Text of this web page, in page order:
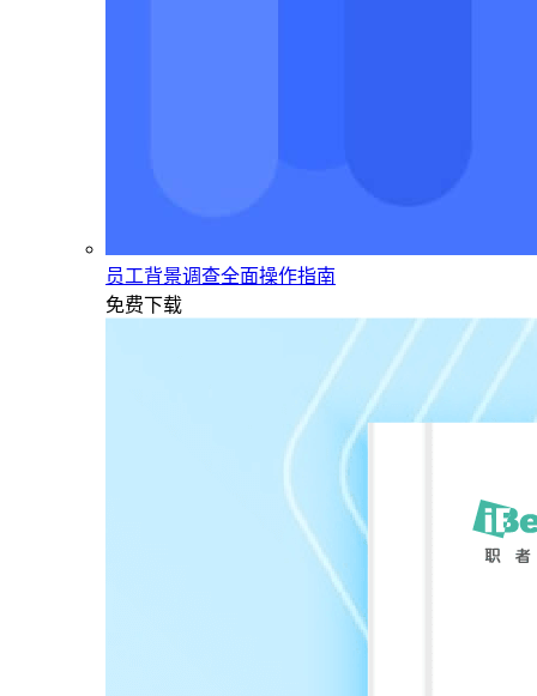
员工背景调查全面操作指南
免费下载